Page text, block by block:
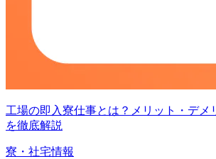
工場の即入寮仕事とは？メリット・デメ
を徹底解説
寮・社宅情報